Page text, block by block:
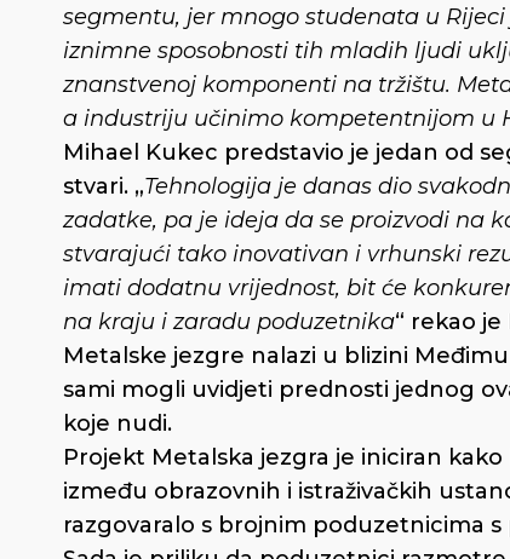
segmentu, jer mnogo studenata u
iznimne sposobnosti tih mladih ljudi
znanstvenoj komponenti na tržištu.
a industriju učinimo kompetentnijom u
Mihael Kukec predstavio je jedan od
stvari. „Tehnologija je danas dio
zadatke, pa je ideja da se proizvodi na
stvarajući tako inovativan i vrhunski
imati dodatnu vrijednost, bit će
na kraju i zaradu poduzetnika“ rekao
Metalske jezgre nalazi u blizini
sami mogli uvidjeti prednosti jednog
koje nudi.
Projekt Metalska jezgra je iniciran
između obrazovnih i istraživačkih
razgovaralo s brojnim poduzetnicima